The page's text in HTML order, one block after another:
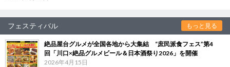
フェスティバル もっと見る
絶品屋台グルメが全国各地から大集結 “庶民派食フェス”第4
回「川口×絶品グルメビール＆日本酒祭り2026」を開催
2026年4月15日